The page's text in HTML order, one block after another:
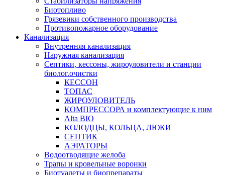
Биотопливо
Грязевики собственного производства
Противопожарное оборудование
Канализация
Внутренняя канализация
Наружная канализация
Септики, кессоны, жироуловители и станции
биолог.очистки
КЕССОН
ТОПАС
ЖИРОУЛОВИТЕЛЬ
КОМПРЕССОРА и комплектующие к ним
Alta BIO
КОЛОДЦЫ, КОЛЬЦА, ЛЮКИ
СЕПТИК
АЭРАТОРЫ
Водоотводящие желоба
Трапы и кровельные воронки
Биотуалеты и биопрепараты